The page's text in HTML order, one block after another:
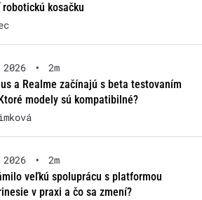
kosačku
•
2m
a Realme začínajú s beta testovaním
modely sú kompatibilné?
•
2m
veľkú spoluprácu s platformou
v praxi a čo sa zmení?